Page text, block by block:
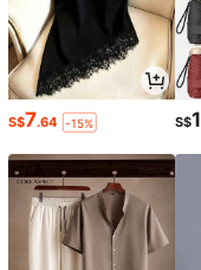
S$7.64 -15% S$1